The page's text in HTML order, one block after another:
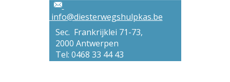
info@diesterwegshulpkas.be
Sec. Frankrijklei 71-73,
2000 Antwerpen
Tel: 0468 33 44 43